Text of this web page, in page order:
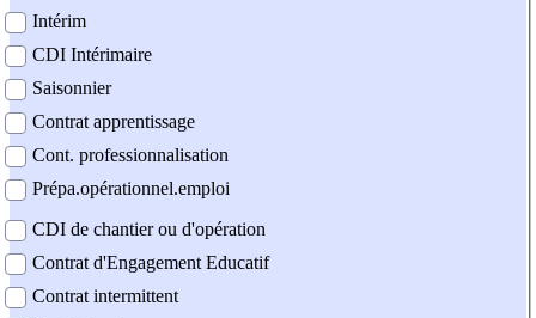
Intérim
CDI Intérimaire
Saisonnier
Contrat apprentissage
Cont. professionnalisation
Prépa.opérationnel.emploi
CDI de chantier ou d'opération
Contrat d'Engagement Educatif
Contrat intermittent